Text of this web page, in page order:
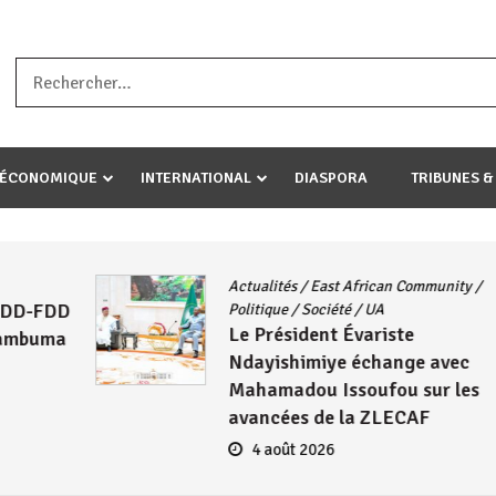
umariye umuryango wawe canke igihugu cakwibarutse
INTERNATIONAL DIASPORA TRIBUNES
AFRIQUE/CNDD-FDD/Guerre
Géopolitique/Histoire/Politique
Burundi / Afrique du Sud : L’ANC
et le CNDD-FDD, face à la
Colonialité « la Croix et la
Bannière »